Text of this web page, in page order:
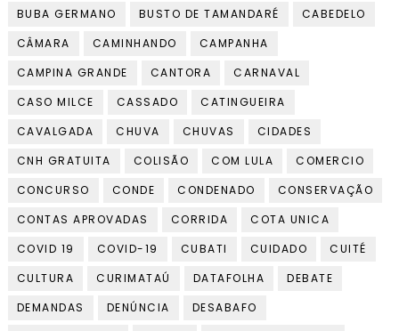
BUBA GERMANO
BUSTO DE TAMANDARÉ
CABEDELO
CÂMARA
CAMINHANDO
CAMPANHA
CAMPINA GRANDE
CANTORA
CARNAVAL
CASO MILCE
CASSADO
CATINGUEIRA
CAVALGADA
CHUVA CHUVAS
CIDADES
CNH GRATUITA
COLISÃO COM LULA
COMERCIO
CONCURSO
CONDE CONDENADO
CONSERVAÇÃO
CONTAS APROVADAS
CORRIDA
COTA UNICA
COVID 19
COVID-19 CUBATI CUIDADO
CUITÉ
CULTURA
CURIMATAÚ DATAFOLHA
DEBATE
DEMANDAS
DENÚNCIA
DESABAFO